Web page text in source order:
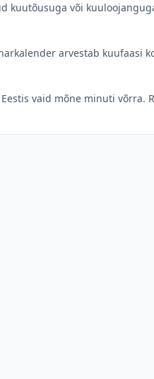
kuutõusuga või
arvestab kuufaasi
vaid mõne minuti võrra.